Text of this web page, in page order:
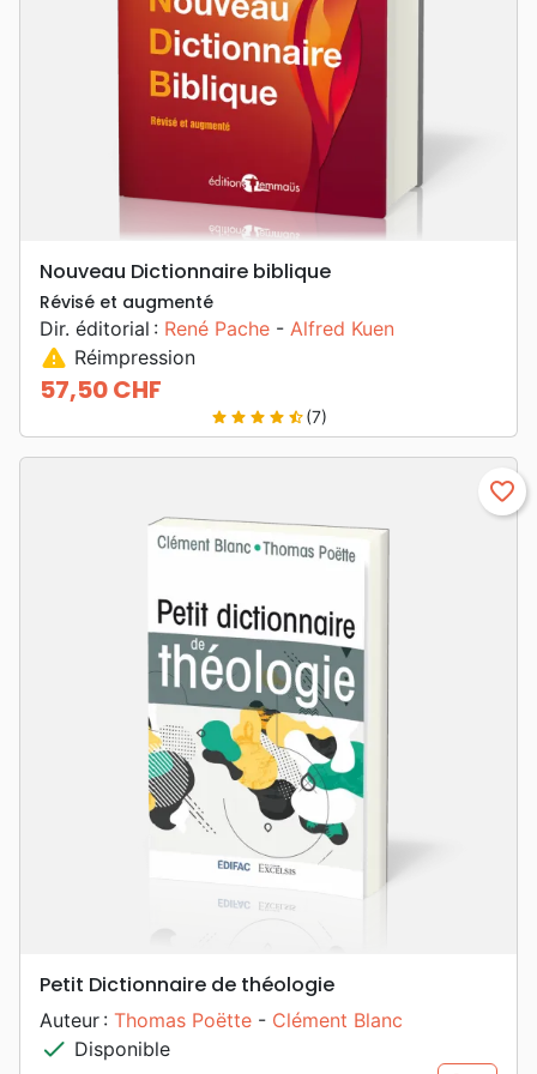
Nouveau Dictionnaire biblique
Révisé et augmenté
Dir. éditorial : René Pache - Alfred Kuen
warning Réimpression
Prix
57,50 CHF
star star star star star_half(7)
favorite_border
Petit Dictionnaire de théologie
Auteur : Thomas Poëtte - Clément Blanc
check Disponible